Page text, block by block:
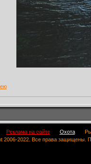
Реклама на сайте Охота
2006-2022. Все права защищены.